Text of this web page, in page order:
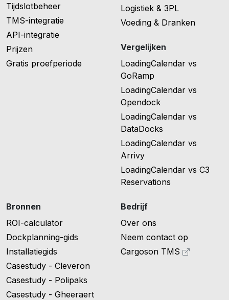
Tijdslotbeheer
TMS-integratie
API-integratie
Prijzen
Gratis proefperiode
Logistiek & 3PL
Voeding & Dranken
Vergelijken
LoadingCalendar vs
GoRamp
LoadingCalendar vs
Opendock
LoadingCalendar vs
DataDocks
LoadingCalendar vs
Arrivy
LoadingCalendar vs C3
Reservations
Bronnen
ROI-calculator
Dockplanning-gids
Installatiegids
Casestudy - Cleveron
Casestudy - Polipaks
Casestudy - Gheeraert
Bedrijf
Over ons
Neem contact op
Cargoson TMS